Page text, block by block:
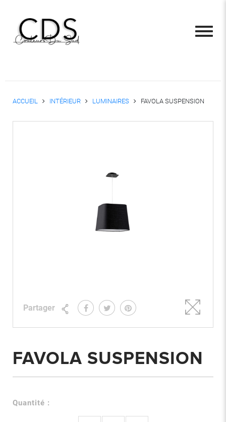
ACCUEIL INTÉRIEUR LUMINAIRES FAVOLA SUSPENSION
Partager
FAVOLA SUSPENSION
Quantité :